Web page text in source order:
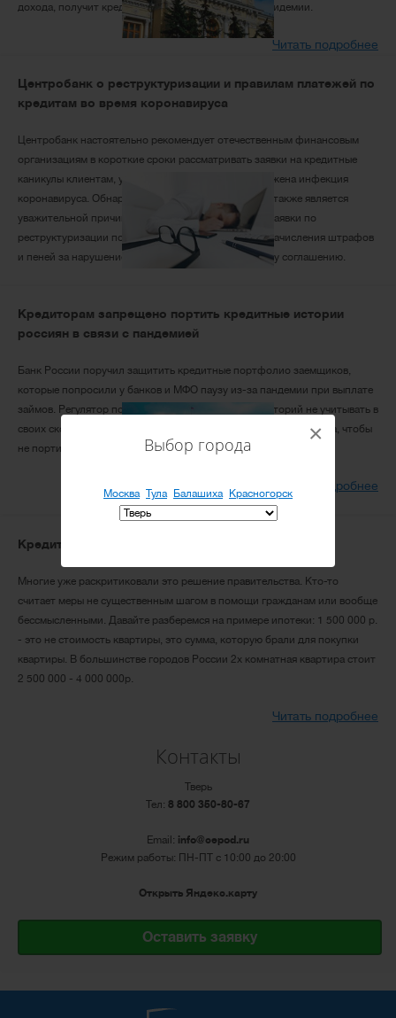
Выбор города
Москва Тула Балашиха Красногорск
×
дохода, получит кредитную отсрочку в условиях эпидемии.
Читать подробнее
Центробанк о реструктуризации и правилам платежей по
кредитам во время коронавируса
Центробанк настоятельно рекомендует отечественным финансовым
организациям в короткие сроки рассматривать заявки на кредитные
каникулы клиентам, у которых официально обнаружена инфекция
коронавируса. Обнаружение у заемщика COVID-19 также является
уважительной причиной для быстрого одобрения заявки по
реструктуризации потребительских кредитов без начисления штрафов
и пеней за нарушение сроков оплаты по кредитному соглашению.
Кредиторам запрещено портить кредитные истории
россиян в связи с пандемией
Банк России поручил защитить кредитные портфолио заемщиков,
которые попросили у банков и МФО паузу из-за пандемии при выплате
займов. Регулятор посоветовал бюро кредитных историй не учитывать в
своих скоринговых рейтингах пункты о реструктуризации долга, чтобы
не портить кредитную историю заемщиков.
Читать подробнее
Кредитные каникулы — помощь или фарс?
Многие уже раскритиковали это решение правительства. Кто-то
считает меры не существенным шагом в помощи гражданам или вообще
бессмысленными. Давайте разберемся на примере ипотеки: 1 500 000 р.
- это не стоимость квартиры, это сумма, которую брали для покупки
квартиры. В большинстве городов России 2х комнатная квартира стоит
2 500 000 - 4 000 000р.
Читать подробнее
Контакты
Тверь
Тел: 8 800 350-80-67
Email: info@cepod.ru
Режим работы: ПН-ПТ с 10:00 до 20:00
Открыть Яндекс.карту
Оставить заявку